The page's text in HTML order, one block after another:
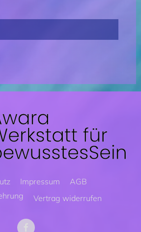
Impressum
AGB
Vertrag widerrufen